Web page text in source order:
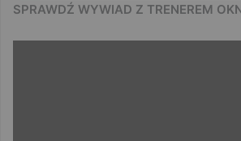
SPRAWDŹ WYWIAD Z TRENEREM